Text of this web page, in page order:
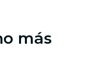
más